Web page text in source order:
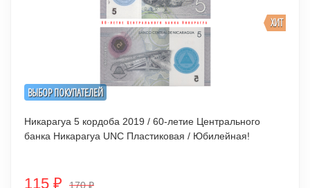
ВЫБОР ПОКУПАТЕЛЕЙ
ХИТ
Никарагуа 5 кордоба 2019 / 60-летие Центрального
банка Никарагуа UNC Пластиковая / Юбилейная!
115 ₽ 170₽